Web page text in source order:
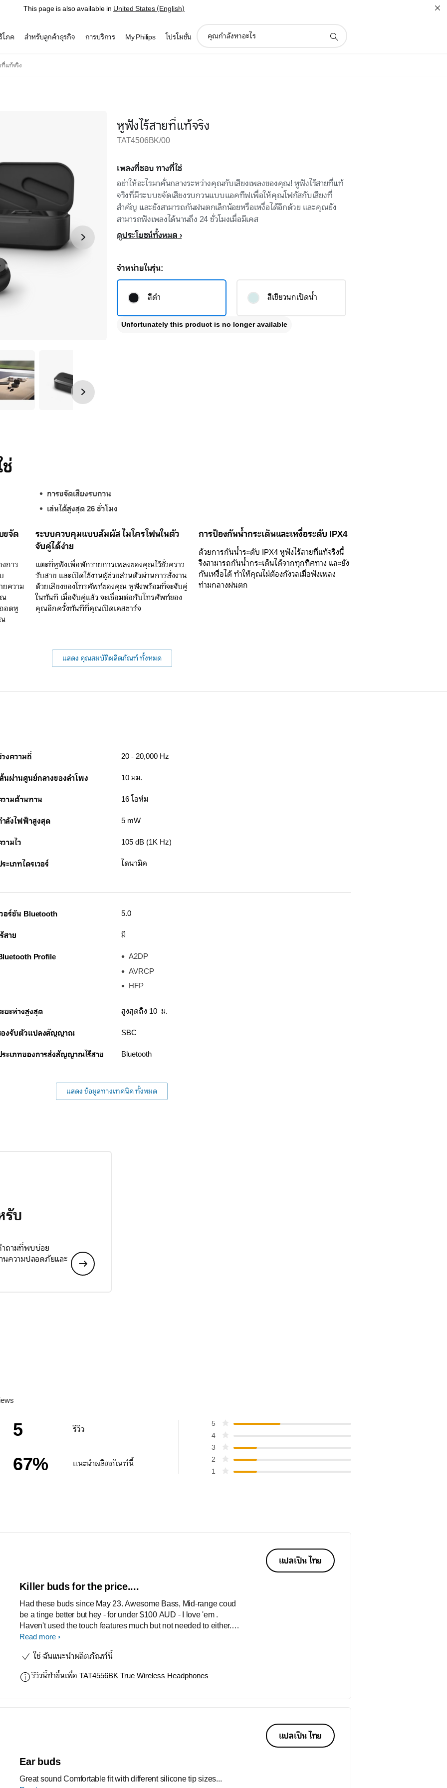
This page is also available inUnited States (English)
ภค สำหรับลูกค้าธุรกิจ การบริการ My Philips โปรโมชั่น
search
แท้จริง
หูฟังไร้สายที่แท้จริง
TAT4506BK/00
เพลงที่ชอบ ทางที่ใช่
อย่าให้อะไรมาคั่นกลางระหว่างคุณกับเสียงเพลงของคุณ! หูฟังไร้สายที่แท้
จริงที่มีระบบขจัดเสียงรบกวนแบบแอคทีฟเพื่อให้คุณโฟกัสกับเสียงที่
สำคัญ และยังสามารถกันฝนตกเล็กน้อยหรือเหงื่อได้อีกด้วย และคุณยัง
สามารถฟังเพลงได้นานถึง 24 ชั่วโมงเมื่อมีเคส
ดูประโยชน์ทั้งหมด
จำหน่ายในรุ่น:
สีดำ สีเขียวนกเป็ดน้ำ
Unfortunately this product is no longer available
การขจัดเสียงรบกวน
เล่นได้สูงสุด 26 ชั่วโมง
ขจัด
การ
ความ
อดหู
ระบบควบคุมแบบสัมผัส ไมโครโฟนในตัว
จับคู่ได้ง่าย
แตะที่หูฟังเพื่อพักรายการเพลงของคุณไว้ชั่วคราว
รับสาย และเปิดใช้งานผู้ช่วยส่วนตัวผ่านการสั่งงาน
ด้วยเสียงของโทรศัพท์ของคุณ หูฟังพร้อมที่จะจับคู่
ในทันที เมื่อจับคู่แล้ว จะเชื่อมต่อกับโทรศัพท์ของ
คุณอีกครั้งทันทีที่คุณเปิดเคสชาร์จ
การป้องกันน้ำกระเด็นและเหงื่อระดับ IPX4
ด้วยการกันน้ำระดับ IPX4 หูฟังไร้สายที่แท้จริงนี้
จึงสามารถกันน้ำกระเด็นได้จากทุกทิศทาง และยัง
กันเหงื่อได้ ทำให้คุณไม่ต้องกังวลเมื่อฟังเพลง
ท่ามกลางฝนตก
แสดง คุณสมบัติผลิตภัณฑ์ ทั้งหมด
งความถี่ 20 - 20,000 Hz
ส้นผ่านศูนย์กลางของลำโพง 10 มม.
วามต้านทาน 16 โอห์ม
ลังไฟฟ้าสูงสุด 5 mW
ามไว 105 dB (1K Hz)
ะเภทไดรเวอร์ ไดนามิค
วอร์ชัน Bluetooth 5.0
สาย มี
Profile
A2DP
AVRCP
HFP
ยะห่างสูงสุด สูงสุดถึง 10 ม.
องรับตัวแปลงสัญญาณ SBC
ะเภทของการส่งสัญญาณไร้สาย Bluetooth
แสดง ข้อมูลทางเทคนิค ทั้งหมด
รับ
ถามที่พบบ่อย
นความปลอดภัยและ
5 รีวิว
67% แนะนำผลิตภัณฑ์นี้
5
4
3
2
1
แปลเป็น ไทย
Killer buds for the price....
Had these buds since May 23. Awesome Bass, Mid-range coud
be a tinge better but hey - for under $100 AUD - I love 'em .
Haven't used the touch features much but not needed to either.
Buds fit snug in your ear & DON'T fall out. Very comfortable
when lying on your side on a pillow also.
Read more
ใช่ ฉันแนะนำผลิตภัณฑ์นี้
รีวิวนี้ทำขึ้นเพื่อTAT4556BK True Wireless Headphones
แปลเป็น ไทย
Ear buds
Great sound Comfortable fit with different silicone tip sizes...